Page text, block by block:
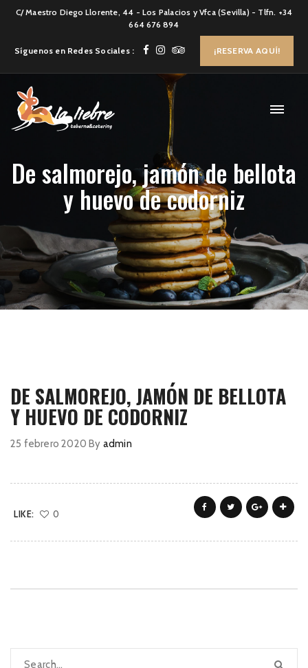
C/ Maestro Diego Llorente, 44 - Los Palacios y Vfca (Sevilla) - Tlfn. +34
664 676 894
Síguenos en Redes Sociales : ¡RESERVA AQUÍ!
De salmorejo, jamón de bellota
y huevo de codorniz
DE SALMOREJO, JAMÓN DE BELLOTA
Y HUEVO DE CODORNIZ
25 febrero 2020 By admin
LIKE: 0